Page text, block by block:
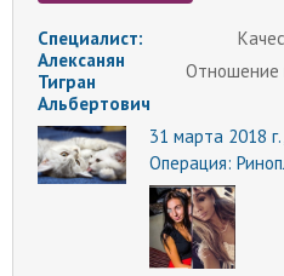
Отношение
Специалист:
Алексанян
Тигран
Альбертович
31 марта 2018
Операция: